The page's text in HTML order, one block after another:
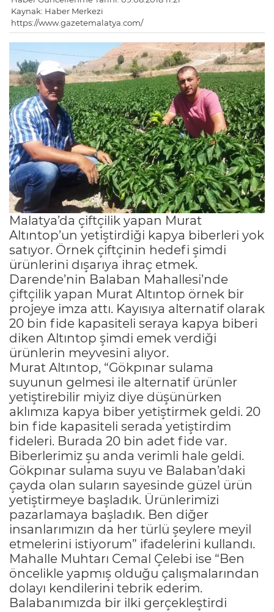
Kaynak: Haber Merkezi
https://www.gazetemalatya.com/
Malatya’da çiftçilik yapan Murat
Altıntop’un yetiştirdiği kapya biberleri yok
satıyor. Örnek çiftçinin hedefi şimdi
ürünlerini dışarıya ihraç etmek.
Darende’nin Balaban Mahallesi’nde
çiftçilik yapan Murat Altıntop örnek bir
projeye imza attı. Kayısıya alternatif olarak
20 bin fide kapasiteli seraya kapya biberi
diken Altıntop şimdi emek verdiği
ürünlerin meyvesini alıyor.
Murat Altıntop, “Gökpınar sulama
suyunun gelmesi ile alternatif ürünler
yetiştirebilir miyiz diye düşünürken
aklımıza kapya biber yetiştirmek geldi. 20
bin fide kapasiteli serada yetiştirdim
fideleri. Burada 20 bin adet fide var.
Biberlerimiz şu anda verimli hale geldi.
Gökpınar sulama suyu ve Balaban’daki
çayda olan suların sayesinde güzel ürün
yetiştirmeye başladık. Ürünlerimizi
pazarlamaya başladık. Ben diğer
insanlarımızın da her türlü şeylere meyil
etmelerini istiyorum” ifadelerini kullandı.
Mahalle Muhtarı Cemal Çelebi ise “Ben
öncelikle yapmış olduğu çalışmalarından
dolayı kendilerini tebrik ederim.
Balabanımızda bir ilki gerçekleştirdi